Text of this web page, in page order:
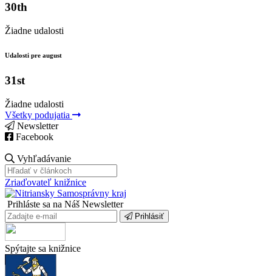
30th
Žiadne udalosti
Udalosti pre august
31st
Žiadne udalosti
Všetky podujatia
Newsletter
Facebook
Vyhľadávanie
Zriaďovateľ knižnice
Prihláste sa na Náš Newsletter
Prihlásiť
Spýtajte sa knižnice